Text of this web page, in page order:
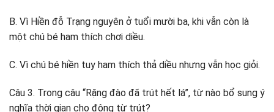
B. Vì Hiền đỗ Trạng nguyên ở tuổi mười ba, khi vẫn còn là
một chú bé ham thích chơi diều.
C. Vì chú bé hiền tuy ham thích thả diều nhưng vẫn học giỏi.
Câu 3. Trong câu “Rặng đào đã trút hết lá”, từ nào bổ sung ý
nghĩa thời gian cho động từ trút?